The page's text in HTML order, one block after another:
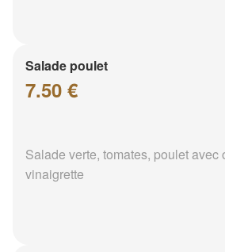
Salade poulet
7.50 €
Salade verte, tomates, poulet avec
vinaigrette